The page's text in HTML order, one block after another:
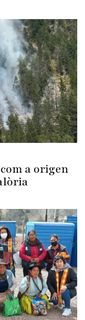
a origen